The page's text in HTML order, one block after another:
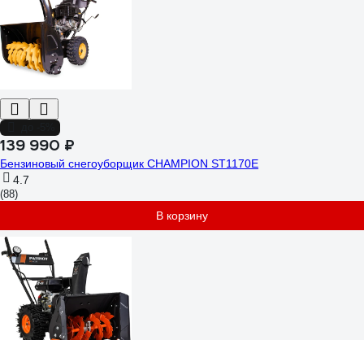
139 990 ₽
Бензиновый снегоуборщик CHAMPION ST1170E
4.7
(88)
В корзину